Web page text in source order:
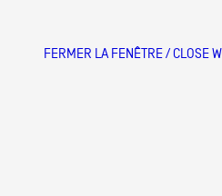
FERMER LA FENÊTRE / CLOSE